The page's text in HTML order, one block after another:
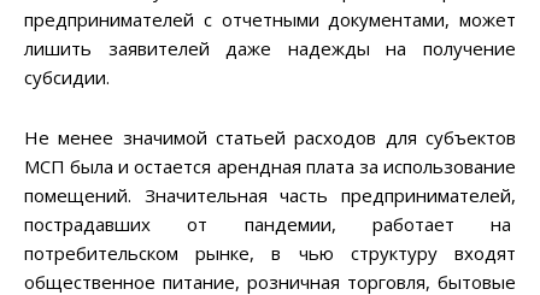
предпринимателей с отчетными документами, может
лишить заявителей даже надежды на получение
субсидии.
Не менее значимой статьей расходов для субъектов
МСП была и остается арендная плата за использование
помещений. Значительная часть предпринимателей,
пострадавших от пандемии, работает на
потребительском рынке, в чью структуру входят
общественное питание, розничная торговля, бытовые